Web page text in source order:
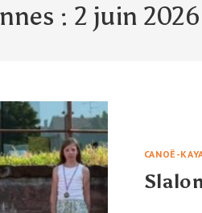
: 2 juin 2026
CANOË-